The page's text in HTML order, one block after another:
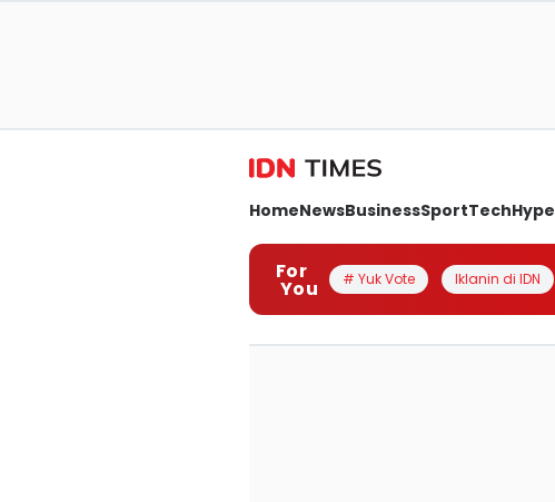
HomeNewsBusinessSportTechHype
For
You # Yuk Vote Iklanin di IDN